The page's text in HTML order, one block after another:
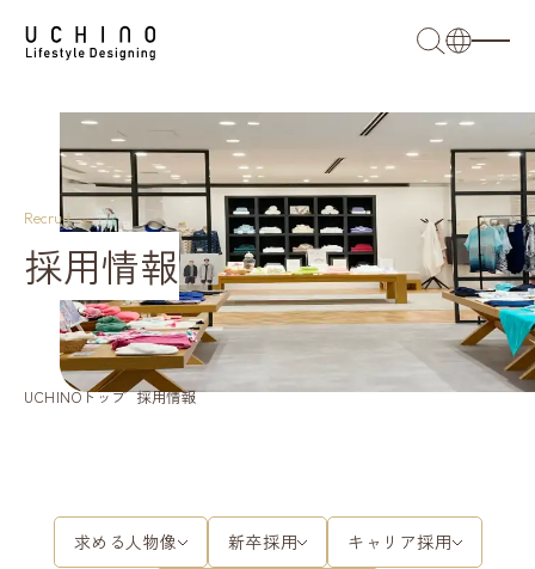
English
French
簡体語
繁体語
Recruit
採用情報
UCHINOトップ 採用情報
求める人物像 新卒採用 キャリア採用